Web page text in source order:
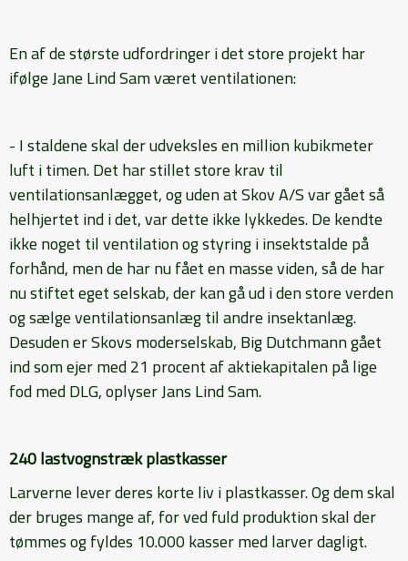
En af de største udfordringer i det store projekt har
ifølge Jane Lind Sam været ventilationen:
- I staldene skal der udveksles en million kubikmeter
luft i timen. Det har stillet store krav til
ventilationsanlægget, og uden at Skov A/S var gået så
helhjertet ind i det, var dette ikke lykkedes. De kendte
ikke noget til ventilation og styring i insektstalde på
forhånd, men de har nu fået en masse viden, så de har
nu stiftet eget selskab, der kan gå ud i den store verden
og sælge ventilationsanlæg til andre insektanlæg.
Desuden er Skovs moderselskab, Big Dutchmann gået
ind som ejer med 21 procent af aktiekapitalen på lige
fod med DLG, oplyser Jans Lind Sam.
240 lastvognstræk plastkasser
Larverne lever deres korte liv i plastkasser. Og dem skal
der bruges mange af, for ved fuld produktion skal der
tømmes og fyldes 10.000 kasser med larver dagligt.